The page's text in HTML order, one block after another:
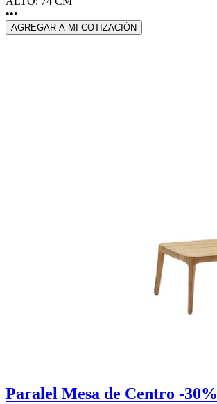
•••
AGREGAR A MI COTIZACIÓN
Paralel Mesa de Centro -30%